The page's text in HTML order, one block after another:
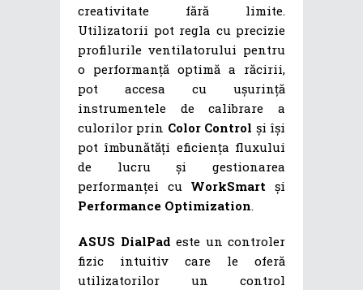
creativitate fără limite.
Utilizatorii pot regla cu precizie
profilurile ventilatorului pentru
o performanță optimă a răcirii,
pot accesa cu ușurință
instrumentele de calibrare a
culorilor prin Color Control și își
pot îmbunătăți eficiența fluxului
de lucru și gestionarea
performanței cu WorkSmart și
Performance Optimization.
ASUS DialPad este un controler
fizic intuitiv care le oferă
utilizatorilor un control